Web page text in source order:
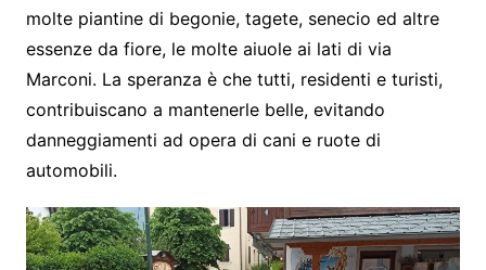
molte piantine di begonie, tagete, senecio ed altre
essenze da fiore, le molte aiuole ai lati di via
Marconi. La speranza è che tutti, residenti e turisti,
contribuiscano a mantenerle belle, evitando
danneggiamenti ad opera di cani e ruote di
automobili.